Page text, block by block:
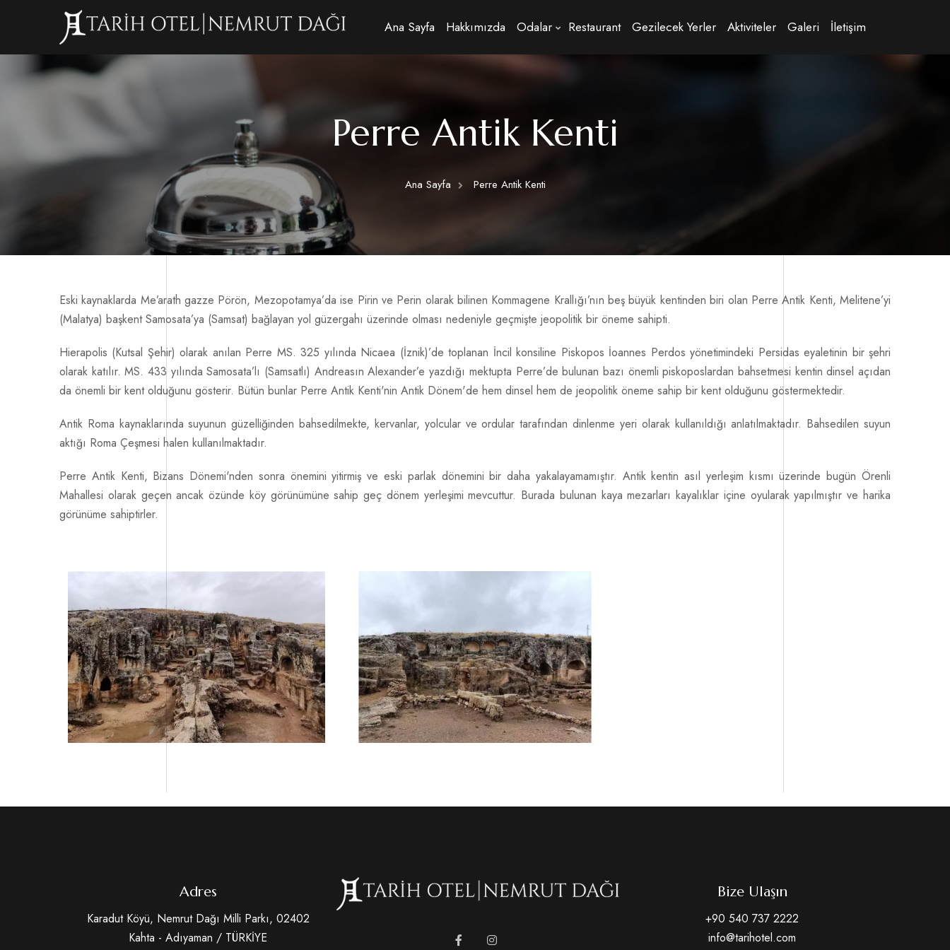
Ana Sayfa Hakkımızda Odalar Restaurant Gezilecek Yerler Aktiviteler Galeri İletişim
Perre Antik Kenti
Ana Sayfa Perre Antik Kenti
Eski kaynaklarda Me’arath gazze Pörön, Mezopotamya’da ise Pirin ve Perin olarak bilinen Kommagene Krallığı’nın beş büyük kentinden biri olan Perre Antik Kenti, Melitene’yi
(Malatya) başkent Samosata’ya (Samsat) bağlayan yol güzergahı üzerinde olması nedeniyle geçmişte jeopolitik bir öneme sahipti.
Hierapolis (Kutsal Şehir) olarak anılan Perre MS. 325 yılında Nicaea (İznik)’de toplanan İncil konsiline Piskopos İoannes Perdos yönetimindeki Persidas eyaletinin bir şehri
olarak katılır. MS. 433 yılında Samosata’lı (Samsatlı) Andreasın Alexander’e yazdığı mektupta Perre’de bulunan bazı önemli piskoposlardan bahsetmesi kentin dinsel açıdan
da önemli bir kent olduğunu gösterir. Bütün bunlar Perre Antik Kenti'nin Antik Dönem'de hem dinsel hem de jeopolitik öneme sahip bir kent olduğunu göstermektedir.
Antik Roma kaynaklarında suyunun güzelliğinden bahsedilmekte, kervanlar, yolcular ve ordular tarafından dinlenme yeri olarak kullanıldığı anlatılmaktadır. Bahsedilen suyun
aktığı Roma Çeşmesi halen kullanılmaktadır.
Perre Antik Kenti, Bizans Dönemi'nden sonra önemini yitirmiş ve eski parlak dönemini bir daha yakalayamamıştır. Antik kentin asıl yerleşim kısmı üzerinde bugün Örenli
Mahallesi olarak geçen ancak özünde köy görünümüne sahip geç dönem yerleşimi mevcuttur. Burada bulunan kaya mezarları kayalıklar içine oyularak yapılmıştır ve harika
görünüme sahiptirler.
Adres
Karadut Köyü, Nemrut Dağı Milli Parkı, 02402
Kahta - Adıyaman / TÜRKİYE
Bize Ulaşın
+90 540 737 2222
info@tarihotel.com